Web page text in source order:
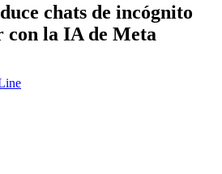
chats de incógnito
la IA de Meta